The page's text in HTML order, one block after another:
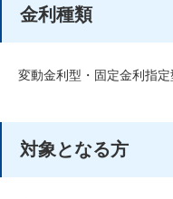
金利種類
変動金利型・固定金利指定
対象となる方